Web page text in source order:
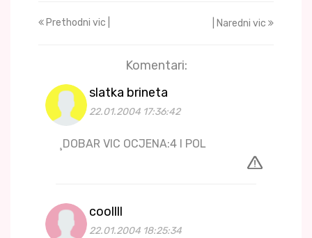
Prethodni vic | | Naredni vic
Komentari:
slatka brineta
22.01.2004 17:36:42
¸DOBAR VIC OCJENA:4 I POL
coollll
22.01.2004 18:25:34